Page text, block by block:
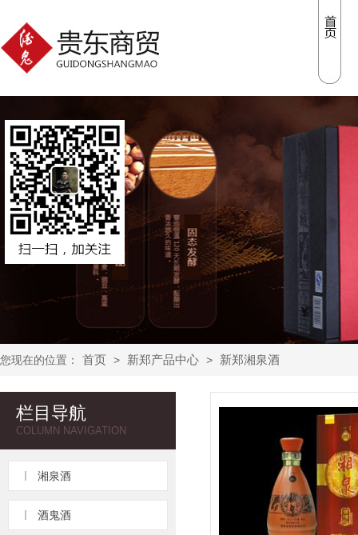
您现在的位置： 首页 > 新郑产品中心 > 新郑湘泉酒
栏目导航
COLUMN NAVIGATION
湘泉酒
酒鬼酒